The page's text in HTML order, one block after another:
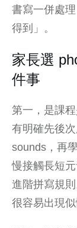
書寫一併處
得到」。
家長選
件事
第一，是課
有明確先後
sounds，再
慢接觸長短
進階拼寫規
很容易出現似